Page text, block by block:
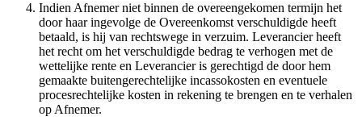
Indien Afnemer niet binnen de overeengekomen termijn het
door haar ingevolge de Overeenkomst verschuldigde heeft
betaald, is hij van rechtswege in verzuim. Leverancier heeft
het recht om het verschuldigde bedrag te verhogen met de
wettelijke rente en Leverancier is gerechtigd de door hem
gemaakte buitengerechtelijke incassokosten en eventuele
procesrechtelijke kosten in rekening te brengen en te verhalen
op Afnemer.